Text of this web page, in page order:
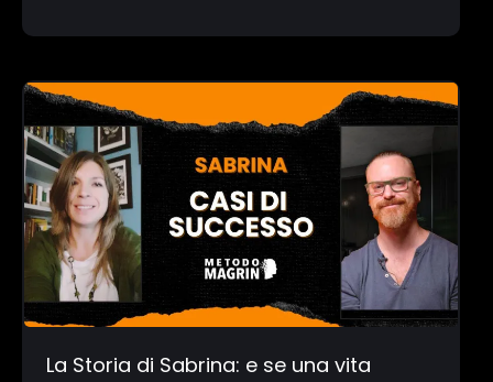
La Storia di Sabrina: e se una vita